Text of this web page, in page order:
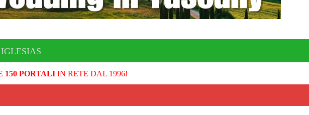
150 PORTALIIN RETE DAL 1996!